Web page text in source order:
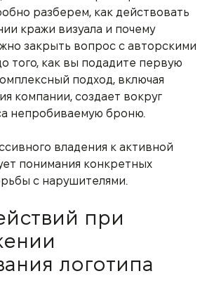
разберем, как действовать
кражи визуала и почему
закрыть вопрос с авторскими
того, как вы подадите первую
подход, включая
компании, создает вокруг
непробиваемую броню.
владения к активной
понимания конкретных
с нарушителями.
при
логотипа